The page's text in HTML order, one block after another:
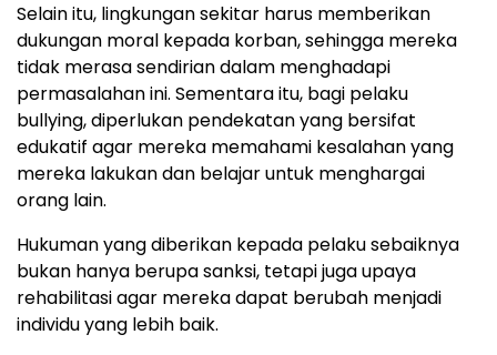
Selain itu, lingkungan sekitar harus memberikan
dukungan moral kepada korban, sehingga mereka
tidak merasa sendirian dalam menghadapi
permasalahan ini. Sementara itu, bagi pelaku
bullying, diperlukan pendekatan yang bersifat
edukatif agar mereka memahami kesalahan yang
mereka lakukan dan belajar untuk menghargai
orang lain.
Hukuman yang diberikan kepada pelaku sebaiknya
bukan hanya berupa sanksi, tetapi juga upaya
rehabilitasi agar mereka dapat berubah menjadi
individu yang lebih baik.